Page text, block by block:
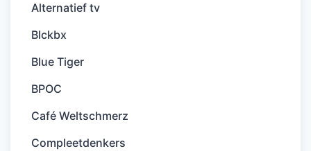
Alternatief tv
Blckbx
Blue Tiger
BPOC
Café Weltschmerz
Compleetdenkers